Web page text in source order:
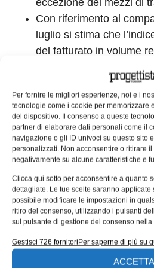
Per fornire le migliori esperienze, noi e i
tecnologie come i cookie per memorizzare
del dispositivo. Il consenso a queste
partner di elaborare dati personali come il
navigazione o gli ID univoci su questo sito
personalizzati. Non acconsentire o ritirare
negativamente su alcune caratteristiche e
Clicca qui sotto per acconsentire a quanto
dettagliate. Le tue scelte saranno applicate
possibile modificare le impostazioni in
ritiro del consenso, utilizzando i pulsanti
sul pulsante di gestione del consenso
Gestisci 726 fornitoriPer saperne di più su
ACCETTA
eccezione dei mezzi di
Con riferimento al
luglio si stima che
del fatturato in volume
aumento in termini
Corretto per gli effetti di
del fatturato per il
cresce in termini
incremento molto più
valore (+16,2%).
Tag: Dati di mercato Fatturato
Mercato e tendenze
EDICOLA